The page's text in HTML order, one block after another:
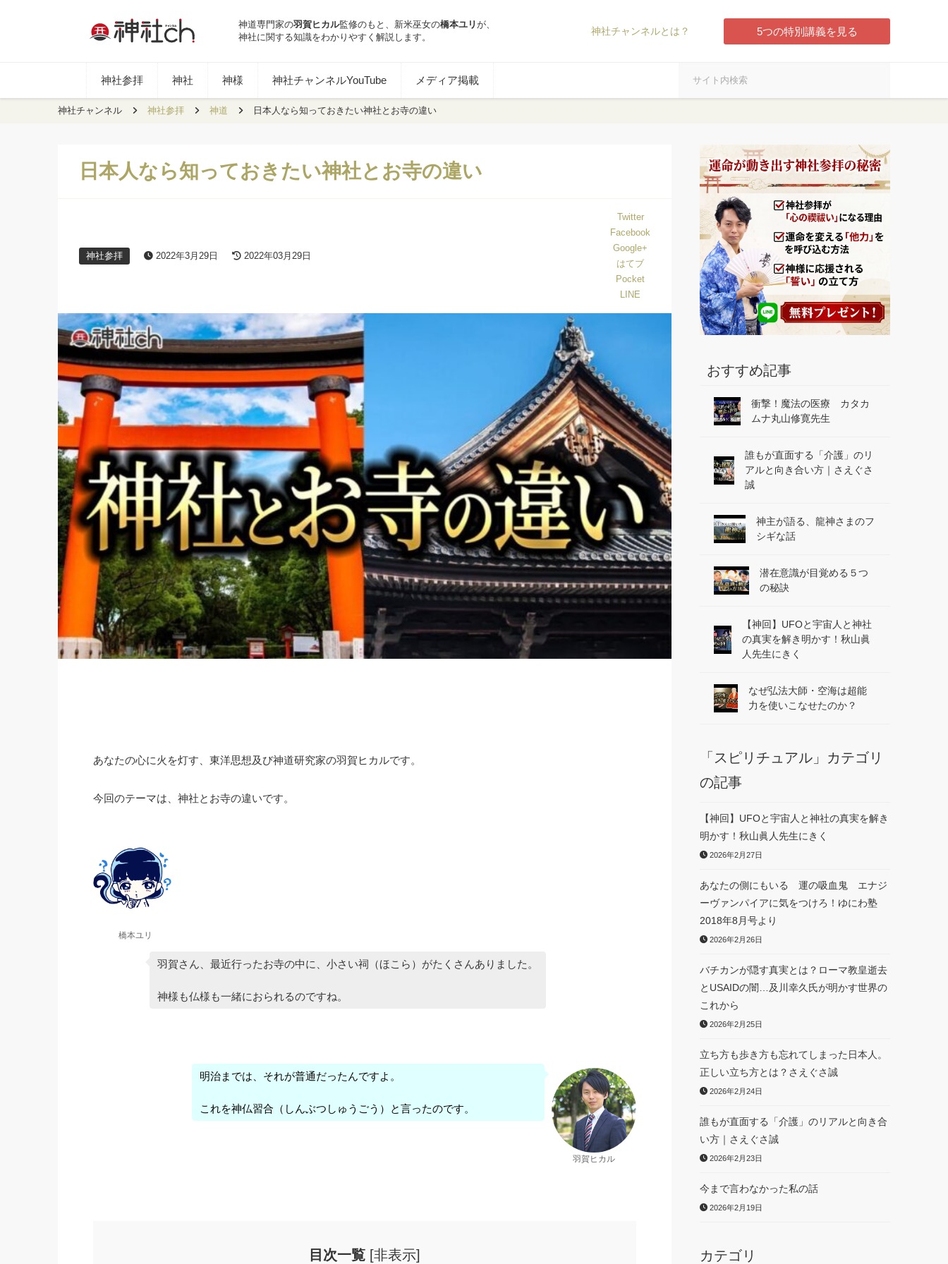
神道専門家の羽賀ヒカル監修のもと、新米巫女の橋本ユリ が、
神社に関する知識をわかりやすく解説します。
神社チャンネルとは？ 5つの特別講義を見る
神社参拝 神社 神様 神社チャンネルYouTube メディア掲載
神社チャンネル 神社参拝 神道 日本人なら知っておきたい神社とお寺の違い
日本人なら知っておきたい神社とお寺の違い
神社参拝 2022年3月29日 2022年03月29日
Twitter
Facebook
Google+
はてブ
Pocket
LINE
あなたの心に火を灯す、東洋思想及び神道研究家の羽賀ヒカルです。
今回のテーマは、神社とお寺の違いです。
橋本ユリ
羽賀さん、最近行ったお寺の中に、小さい祠（ほこら）がたくさんありました。
神様も仏様も一緒におられるのですね。
羽賀ヒカル
明治までは、それが普通だったんですよ。
これを神仏習合（しんぶつしゅうごう）と言ったのです。
目次一覧 [非表示]
おすすめ記事
衝撃！魔法の医療 カタカ
ムナ丸山修寛先生
誰もが直面する「介護」のリ
アルと向き合い方｜さえぐさ
誠
神主が語る、龍神さまのフ
シギな話
潜在意識が目覚める５つ
の秘訣
【神回】UFOと宇宙人と神社
の真実を解き明かす！秋山眞
人先生にきく
なぜ弘法大師・空海は超能
力を使いこなせたのか？
「スピリチュアル」カテゴリ
の記事
【神回】UFOと宇宙人と神社の真実を解き
明かす！秋山眞人先生にきく
2026年2月27日
あなたの側にもいる 運の吸血鬼 エナジ
ーヴァンパイアに気をつけろ！ゆにわ塾
2018年8月号より
2026年2月26日
バチカンが隠す真実とは？ローマ教皇逝去
とUSAIDの闇…及川幸久氏が明かす世界の
これから
2026年2月25日
立ち方も歩き方も忘れてしまった日本人。
正しい立ち方とは？さえぐさ誠
2026年2月24日
誰もが直面する「介護」のリアルと向き合
い方｜さえぐさ誠
2026年2月23日
今まで言わなかった私の話
2026年2月19日
カテゴリ